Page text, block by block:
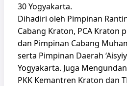
30 Yogyakarta.
Dihadiri oleh Pimpinan
Cabang Kraton, PCA Kraton
dan Pimpinan Cabang
serta Pimpinan Daerah
Yogyakarta. Juga
PKK Kemantren Kraton dan